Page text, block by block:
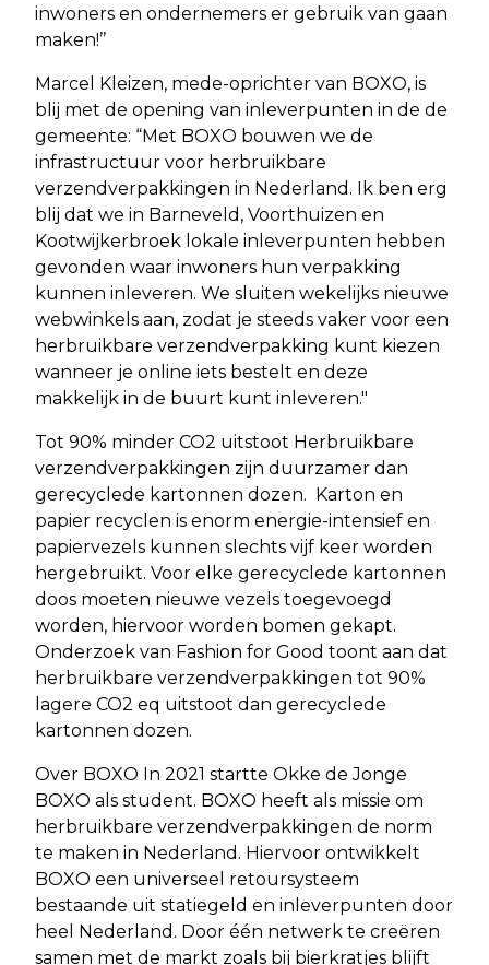
inwoners en ondernemers er gebruik van gaan
maken!’’
Marcel Kleizen, mede-oprichter van BOXO, is
blij met de opening van inleverpunten in de de
gemeente: “Met BOXO bouwen we de
infrastructuur voor herbruikbare
verzendverpakkingen in Nederland. Ik ben erg
blij dat we in Barneveld, Voorthuizen en
Kootwijkerbroek lokale inleverpunten hebben
gevonden waar inwoners hun verpakking
kunnen inleveren. We sluiten wekelijks nieuwe
webwinkels aan, zodat je steeds vaker voor een
herbruikbare verzendverpakking kunt kiezen
wanneer je online iets bestelt en deze
makkelijk in de buurt kunt inleveren."
Tot 90% minder CO2 uitstoot Herbruikbare
verzendverpakkingen zijn duurzamer dan
gerecyclede kartonnen dozen. Karton en
papier recyclen is enorm energie-intensief en
papiervezels kunnen slechts vijf keer worden
hergebruikt. Voor elke gerecyclede kartonnen
doos moeten nieuwe vezels toegevoegd
worden, hiervoor worden bomen gekapt.
Onderzoek van Fashion for Good toont aan dat
herbruikbare verzendverpakkingen tot 90%
lagere CO2 eq uitstoot dan gerecyclede
kartonnen dozen.
Over BOXO In 2021 startte Okke de Jonge
BOXO als student. BOXO heeft als missie om
herbruikbare verzendverpakkingen de norm
te maken in Nederland. Hiervoor ontwikkelt
BOXO een universeel retoursysteem
bestaande uit statiegeld en inleverpunten door
heel Nederland. Door één netwerk te creëren
samen met de markt zoals bij bierkratjes blijft